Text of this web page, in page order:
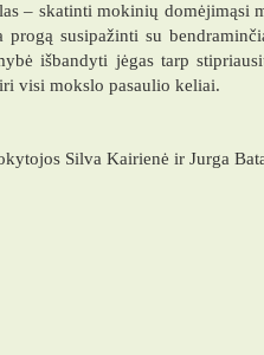
– skatinti mokinių domėjimąsi
progą susipažinti su
išbandyti jėgas tarp
visi mokslo pasaulio keliai.
Silva Kairienė ir Jurga